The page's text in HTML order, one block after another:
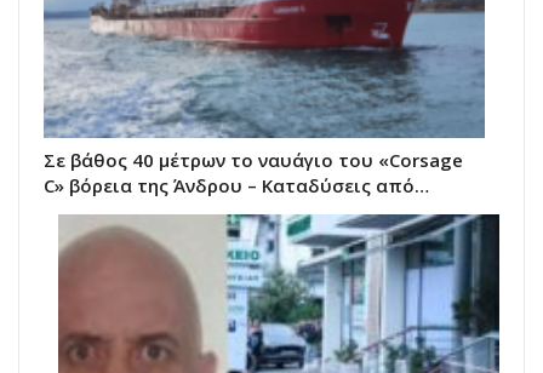
Σε βάθος 40 μέτρων το ναυάγιο του «Corsage
C» βόρεια της Άνδρου – Καταδύσεις από…